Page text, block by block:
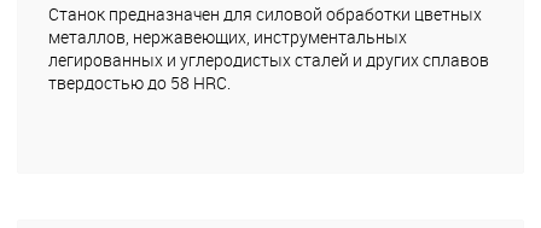
Станок предназначен для силовой обработки цветных
металлов, нержавеющих, инструментальных
легированных и углеродистых сталей и других сплавов
твердостью до 58 HRC.